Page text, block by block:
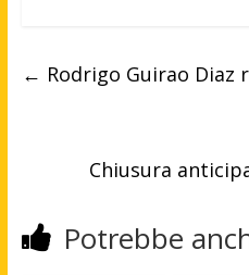
← Rodrigo Guirao Diaz
Chiusura
Potrebbe